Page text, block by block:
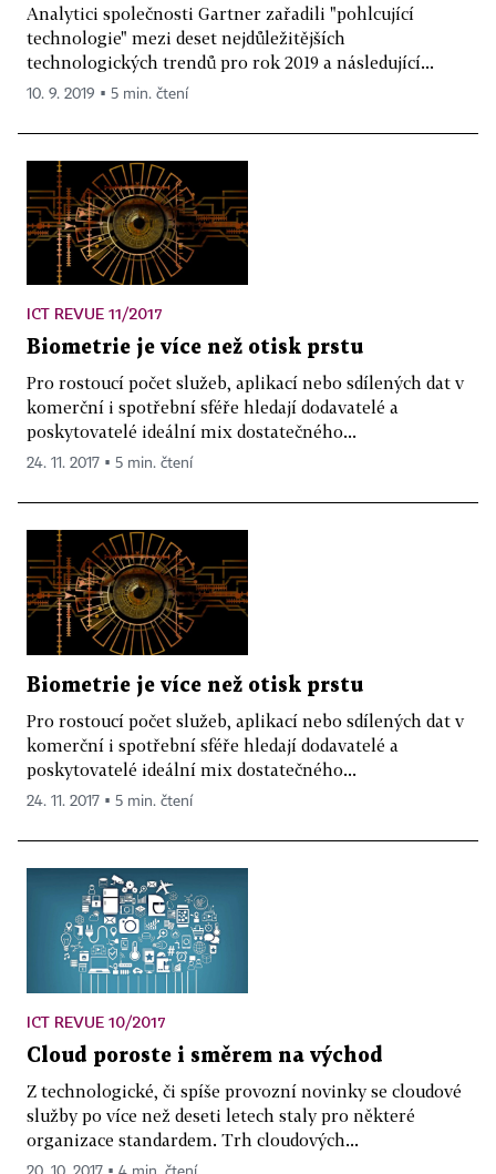
Analytici společnosti Gartner zařadili "pohlcující
technologie" mezi deset nejdůležitějších
technologických trendů pro rok 2019 a následující...
10. 9. 2019 ▪ 5 min. čtení
ICT REVUE 11/2017
Biometrie je více než otisk prstu
Pro rostoucí počet služeb, aplikací nebo sdílených dat v
komerční i spotřební sféře hledají dodavatelé a
poskytovatelé ideální mix dostatečného...
24. 11. 2017 ▪ 5 min. čtení
Biometrie je více než otisk prstu
Pro rostoucí počet služeb, aplikací nebo sdílených dat v
komerční i spotřební sféře hledají dodavatelé a
poskytovatelé ideální mix dostatečného...
24. 11. 2017 ▪ 5 min. čtení
ICT REVUE 10/2017
Cloud poroste i směrem na východ
Z technologické, či spíše provozní novinky se cloudové
služby po více než deseti letech staly pro některé
organizace standardem. Trh cloudových...